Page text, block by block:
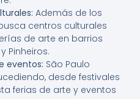
Además de los
centros culturales
de arte en barrios
Pinheiros.
eventos: São Paulo
desde festivales
ferias de arte y eventos